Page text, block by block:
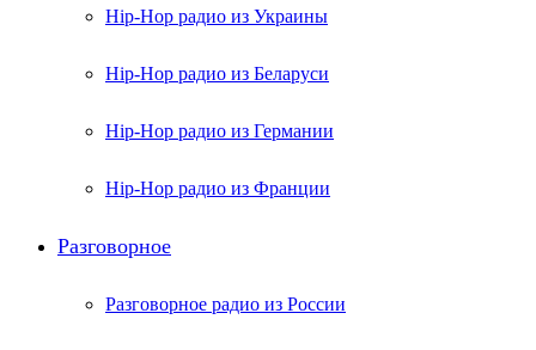
Hip-Hop радио из Украины
Hip-Hop радио из Беларуси
Hip-Hop радио из Германии
Hip-Hop радио из Франции
Разговорное
Разговорное радио из России